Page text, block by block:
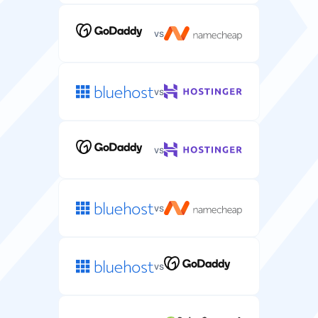
hostingmiljö.
Dedikerad IP
Pengarna-tillbaka-garanti
vs
vs
vs
vs
vs